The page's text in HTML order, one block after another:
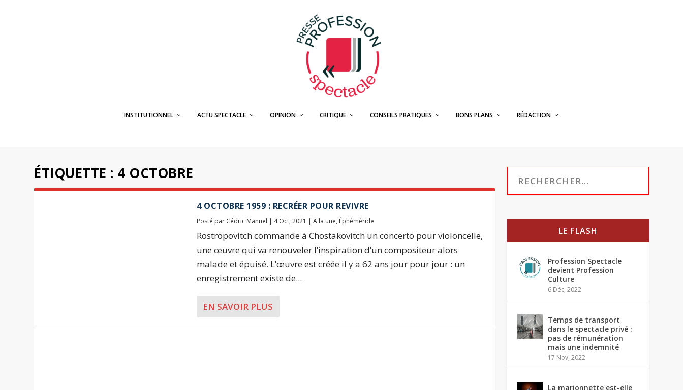
INSTITUTIONNEL ACTU SPECTACLE OPINION CRITIQUE CONSEILS PRATIQUES BONS PLANS RÉDACTION
ÉTIQUETTE : 4 OCTOBRE
4 OCTOBRE 1959 : RECRÉER POUR REVIVRE
Posté par Cédric Manuel | 4 Oct, 2021 |A la une, Éphéméride
Rostropovitch commande à Chostakovitch un concerto pour violoncelle,
une œuvre qui va renouveler l’inspiration d’un compositeur alors
malade et épuisé. L’œuvre est créée il y a 62 ans jour pour jour : un
enregistrement existe de...
EN SAVOIR PLUS
LE FLASH
Profession Spectacle
devient Profession
Culture
6 Déc, 2022
Temps de transport
dans le spectacle privé :
pas de rémunération
mais une indemnité
17 Nov, 2022
La marionnette est-elle